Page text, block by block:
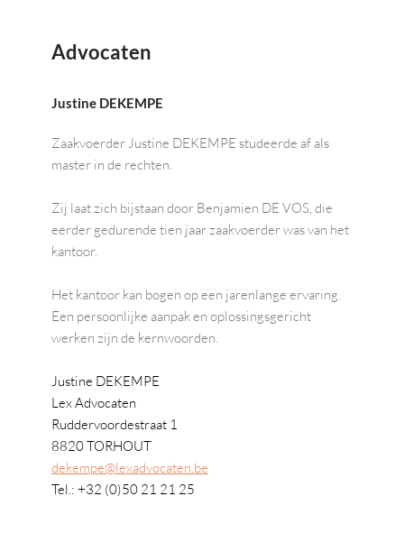
Advocaten
Justine DEKEMPE
Zaakvoerder Justine DEKEMPE studeerde af als
master in de rechten.
Zij laat zich bijstaan door Benjamien DE VOS, die
eerder gedurende tien jaar zaakvoerder was van het
kantoor.
Het kantoor kan bogen op een jarenlange ervaring.
Een persoonlijke aanpak en oplossingsgericht
werken zijn de kernwoorden.
Justine DEKEMPE
Lex Advocaten
Ruddervoordestraat 1
8820 TORHOUT
dekempe@lexadvocaten.be
Tel.: +32 (0)50 21 21 25